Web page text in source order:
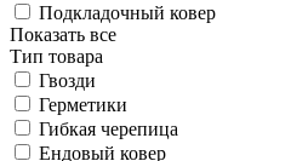
Подкладочный ковер
Показать все
Тип товара
Гвозди
Герметики
Гибкая черепица
Ендовый ковер